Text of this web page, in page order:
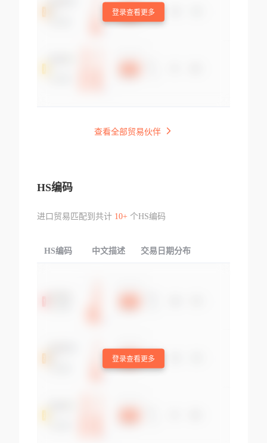
登录查看更多
查看全部贸易伙伴
HS编码
进口贸易匹配到共计 10+个HS编码
HS编码 中文描述 交易日期分布
登录查看更多